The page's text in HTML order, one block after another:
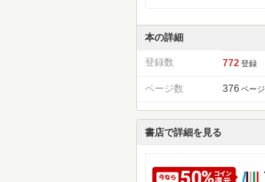
本の詳細
登録数 772 登録
ページ数 376 ページ
書店で詳細を見る